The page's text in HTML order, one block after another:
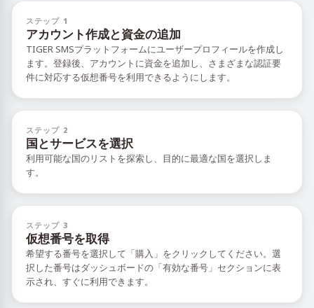
ステップ 1
アカウント作成と資金の追加
TIGER SMSプラットフォームにユーザープロフィールを作成し
ます。登録後、アカウントに資金を追加し、さまざまな認証要
件に対応する仮想番号を利用できるようにします。
ステップ 2
国とサービスを選択
利用可能な国のリストを探索し、目的に最適な国を選択しま
す。
ステップ 3
仮想番号を取得
希望する番号を選択して「購入」をクリックしてください。選
択した番号はダッシュボードの「有効な番号」セクションに表
示され、すぐに利用できます。